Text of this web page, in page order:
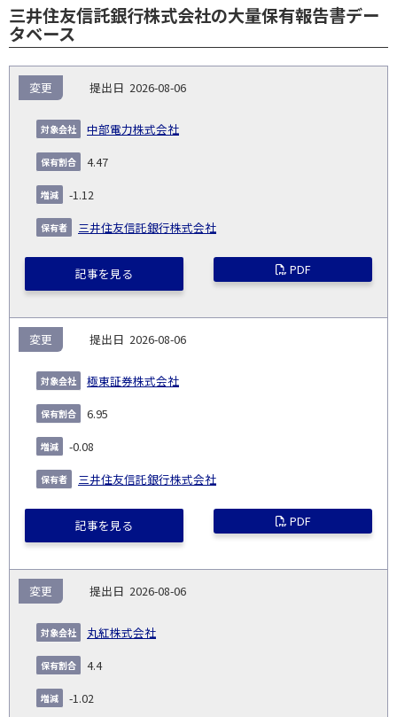
三井住友信託銀行株式会社の大量保有報告書デー
タベース
NO.
告
義
務
発
生
日
出
コー
象
2026-08-06
中部電力株式会社
変更
4.47
-1.12
三井住友信託銀行株式会社
記事を見る PDF
2026-08-06
極東証券株式会社
変更
6.95
-0.08
三井住友信託銀行株式会社
記事を見る PDF
2026-08-06
丸紅株式会社
変更
4.4
-1.02